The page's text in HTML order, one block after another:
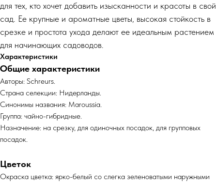
для тех, кто хочет добавить изысканности и красоты в свой
сад. Ее крупные и ароматные цветы, высокая стойкость в
срезке и простота ухода делают ее идеальным растением
для начинающих садоводов.
Характеристики
Общие характеристики
Авторы: Schreurs.
Страна селекции: Нидерланды.
Синонимы названия: Maroussia.
Группа: чайно-гибридные.
Назначение: на срезку, для одиночных посадок, для групповых
посадок.
Цветок
Окраска цветка: ярко-белый со слегка зеленоватыми наружными